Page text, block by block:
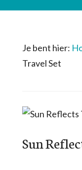
Je bent hier:
Travel Set
Sun